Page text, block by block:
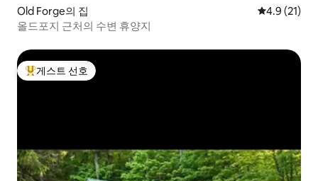
Old Forge의 집 평점 4.9점
4.9 (21)
올드포지 근처의 수변 휴양지
상위 게스트 선호
게스트 선호